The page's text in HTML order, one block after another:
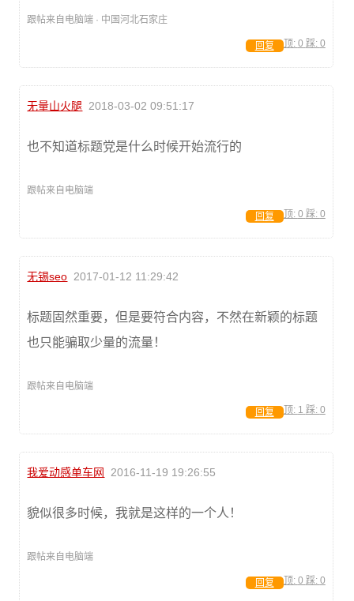
跟帖来自电脑端 · 中国河北石家庄
顶: 0 踩: 0
回复
无量山火腿 2018-03-02 09:51:17
也不知道标题党是什么时候开始流行的
跟帖来自电脑端
顶: 0 踩: 0
回复
无锡seo 2017-01-12 11:29:42
标题固然重要，但是要符合内容，不然在新颖的标题
也只能骗取少量的流量！
跟帖来自电脑端
顶: 1 踩: 0
回复
我爱动感单车网 2016-11-19 19:26:55
貌似很多时候，我就是这样的一个人！
跟帖来自电脑端
顶: 0 踩: 0
回复